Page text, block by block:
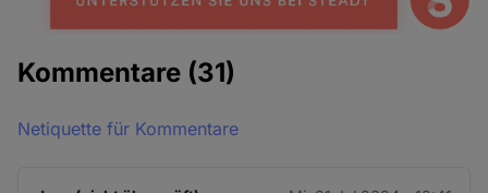
Kommentare (31)
Netiquette für Kommentare